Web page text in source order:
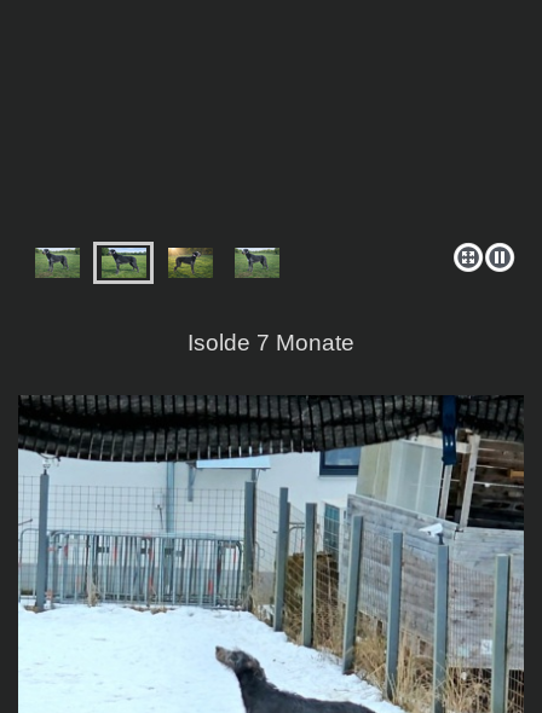
Isolde 7 Monate